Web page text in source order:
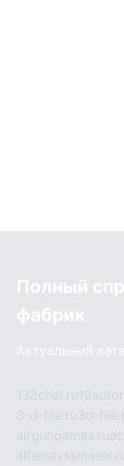
Полный
фабрик
Актуальный
133chel.ru
3-d-file.ru3d-
airgungames.ru